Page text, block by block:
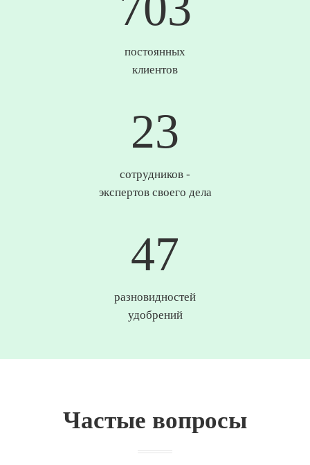
постоянных
клиентов
24
сотрудников -
экспертов своего дела
49
разновидностей
удобрений
Частые вопросы